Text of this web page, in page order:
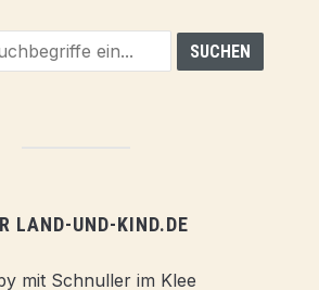
LAND-UND-KIND.DE